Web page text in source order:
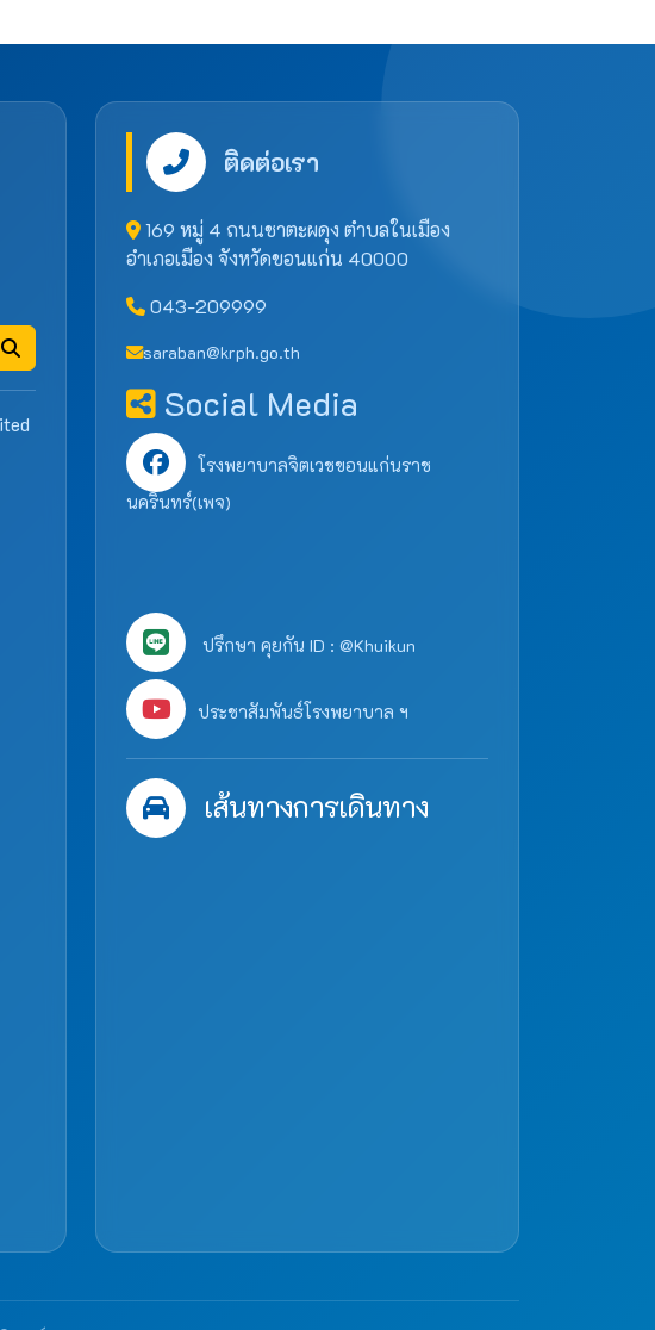
ติดต่อเรา
169 หมู่ 4 ถนนชาตะผดุง ตำบลในเมือง
อำเภอเมือง จังหวัดขอนแก่น 40000
043-209999
saraban@krph.go.th
Social Media
โรงพยาบาลจิตเวชขอนแก่นราช
นครินทร์(เพจ)
ปรึกษา คุยกัน ID : @Khuikun
ประชาสัมพันธ์โรงพยาบาล ฯ
เส้นทางการเดินทาง